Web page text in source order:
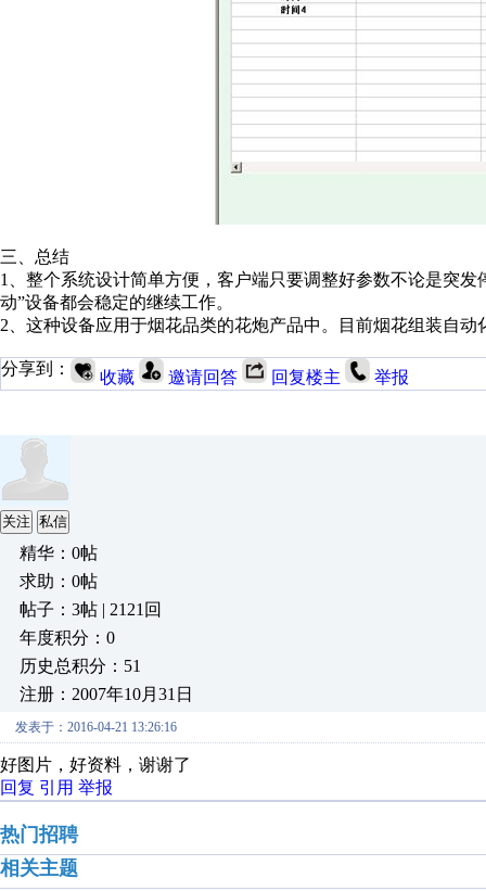
三、总结
1、整个系统设计简单方便，客户端只要调整好参数不论是突
动”设备都会稳定的继续工作。
2、这种设备应用于烟花品类的花炮产品中。目前烟花组装自动
分享到： 收藏 邀请回答 回复楼主 举报
关注 私信
精华：0帖
求助：0帖
帖子：3帖 | 2121回
年度积分：0
历史总积分：51
注册：2007年10月31日
发表于：2016-04-21 13:26:16
好图片，好资料，谢谢了
回复 引用 举报
热门招聘
相关主题